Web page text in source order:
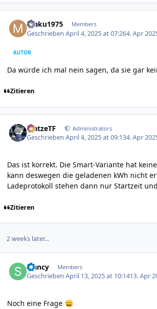
maku1975 Members
GeschriebenApril 4, 2025 at 07:264. Apr
AUTOR
Da würde ich mal nein sagen, da sie gar
Zitieren
MatzeTF Administrators
GeschriebenApril 4, 2025 at 09:134. Apr
Das ist korrekt. Die Smart-Variante hat
kann deswegen die geladenen kWh nicht
Ladeprotokoll stehen dann nur Startzeit
Zitieren
2 weeks later...
sfancy Members
GeschriebenApril 13, 2025 at 10:1413. Apr
Noch eine Frage 😄